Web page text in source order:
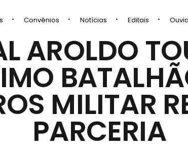
Convênios Notícias Editais
AROLDO
MILITAR
PARCERIA